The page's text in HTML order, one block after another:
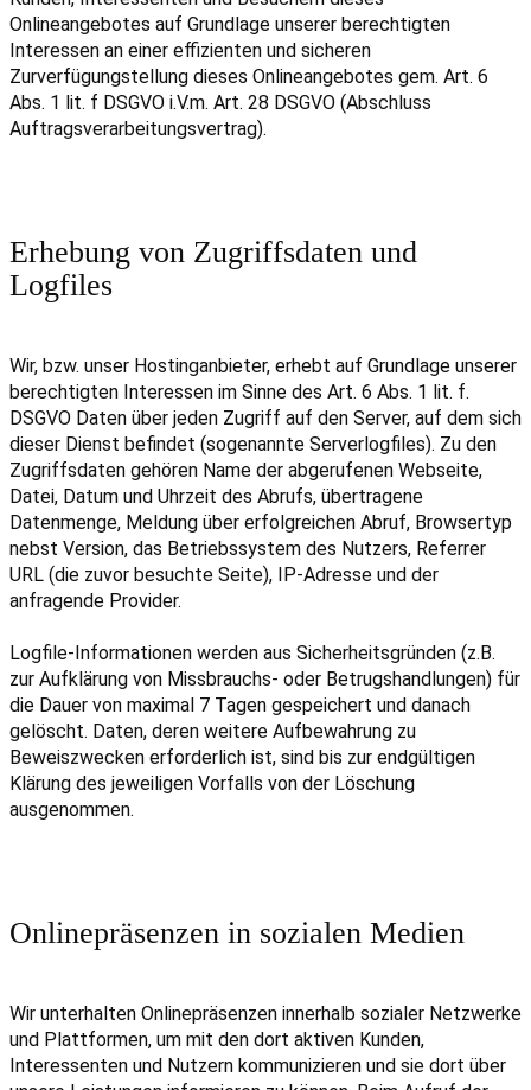
Onlineangebotes auf Grundlage unserer berechtigten
Interessen an einer effizienten und sicheren
Zurverfügungstellung dieses Onlineangebotes gem. Art. 6
Abs. 1 lit. f DSGVO i.V.m. Art. 28 DSGVO (Abschluss
Auftragsverarbeitungsvertrag).
Erhebung von Zugriffsdaten und
Logfiles
Wir, bzw. unser Hostinganbieter, erhebt auf Grundlage unserer
berechtigten Interessen im Sinne des Art. 6 Abs. 1 lit. f.
DSGVO Daten über jeden Zugriff auf den Server, auf dem sich
dieser Dienst befindet (sogenannte Serverlogfiles). Zu den
Zugriffsdaten gehören Name der abgerufenen Webseite,
Datei, Datum und Uhrzeit des Abrufs, übertragene
Datenmenge, Meldung über erfolgreichen Abruf, Browsertyp
nebst Version, das Betriebssystem des Nutzers, Referrer
URL (die zuvor besuchte Seite), IP-Adresse und der
anfragende Provider.
Logfile-Informationen werden aus Sicherheitsgründen (z.B.
zur Aufklärung von Missbrauchs- oder Betrugshandlungen) für
die Dauer von maximal 7 Tagen gespeichert und danach
gelöscht. Daten, deren weitere Aufbewahrung zu
Beweiszwecken erforderlich ist, sind bis zur endgültigen
Klärung des jeweiligen Vorfalls von der Löschung
ausgenommen.
Onlinepräsenzen in sozialen Medien
Wir unterhalten Onlinepräsenzen innerhalb sozialer Netzwerke
und Plattformen, um mit den dort aktiven Kunden,
Interessenten und Nutzern kommunizieren und sie dort über